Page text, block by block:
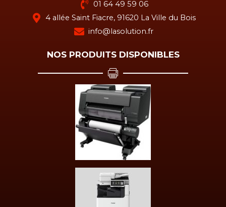
01 64 49 59 06
4 allée Saint Fiacre, 91620 La Ville du Bois
info@lasolution.fr
NOS PRODUITS DISPONIBLES